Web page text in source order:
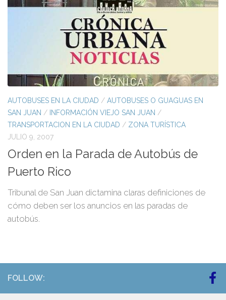
AUTOBUSES EN LA CIUDAD / AUTOBUSES O GUAGUAS EN
SAN JUAN / INFORMACIÓN VIEJO SAN JUAN /
TRANSPORTACION EN LA CIUDAD / ZONA TURÍSTICA
JULIO 9, 2007
Orden en la Parada de Autobús de
Puerto Rico
Tribunal de San Juan dictamina claras definiciones de
cómo deben ser los anuncios en las paradas de
autobús.
FOLLOW: